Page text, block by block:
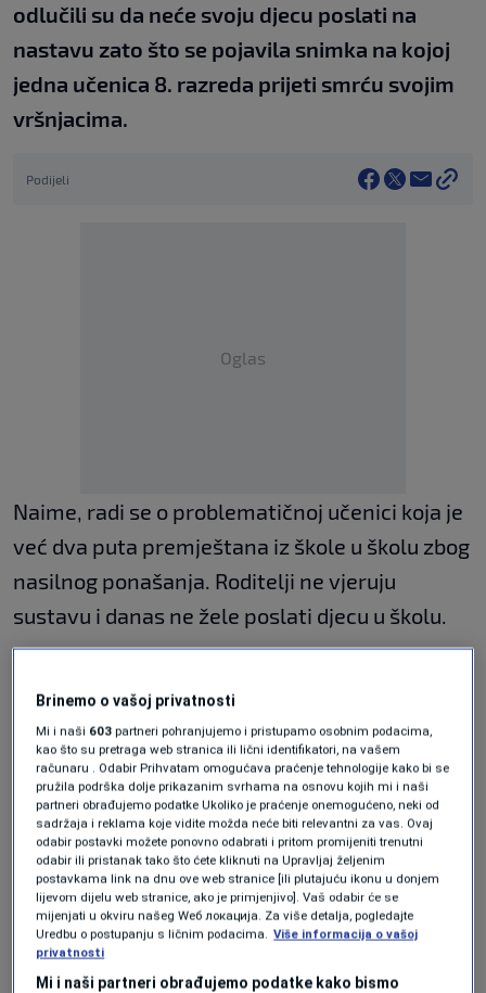
odlučili su da neće svoju djecu poslati na
nastavu zato što se pojavila snimka na kojoj
jedna učenica 8. razreda prijeti smrću svojim
vršnjacima.
Podijeli
Oglas
Naime, radi se o problematičnoj učenici koja je
već dva puta premještana iz škole u školu zbog
nasilnog ponašanja. Roditelji ne vjeruju
sustavu i danas ne žele poslati djecu u školu.
učenika koji su joj meta, što je dodatno
uznemirilo roditelje.
Navodno ju je potaknulo to što ju je netko,
nekoliko dana ranije, zadirkivao u autobusu na
putu do škole, piše 24 sata.
“Jedna mama pokazala je poruku poslanu
Brinemo o vašoj privatnosti
Mi i naši 603 partneri pohranjujemo i pristupamo osobnim podacima,
kao što su pretraga web stranica ili lični identifikatori, na vašem
računaru . Odabir Prihvatam omogućava praćenje tehnologije kako bi se
pružila podrška dolje prikazanim svrhama na osnovu kojih mi i naši
partneri obrađujemo podatke Ukoliko je praćenje onemogućeno, neki od
sadržaja i reklama koje vidite možda neće biti relevantni za vas. Ovaj
odabir postavki možete ponovno odabrati i pritom promijeniti trenutni
odabir ili pristanak tako što ćete kliknuti na Upravljaj željenim
postavkama link na dnu ove web stranice [ili plutajuću ikonu u donjem
lijevom dijelu web stranice, ako je primjenjivo]. Vaš odabir će se
mijenjati u okviru našeg Wеб локација. Za više detalja, pogledajte
Uredbu o postupanju s ličnim podacima. Više informacija o vašoj
privatnosti
Mi i naši partneri obrađujemo podatke kako bismo